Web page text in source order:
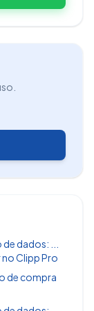
dados: ...
no Clipp Pro
de compra